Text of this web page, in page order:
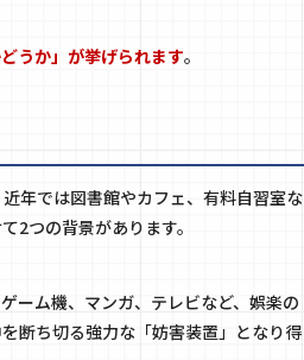
うか」が挙げられます。
年では図書館やカフェ、有料自習室な
2つの背景があります。
ーム機、マンガ、テレビなど、娯楽の
断ち切る強力な「妨害装置」となり得